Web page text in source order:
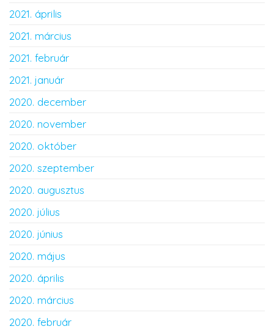
2021. április
2021. március
2021. február
2021. január
2020. december
2020. november
2020. október
2020. szeptember
2020. augusztus
2020. július
2020. június
2020. május
2020. április
2020. március
2020. február